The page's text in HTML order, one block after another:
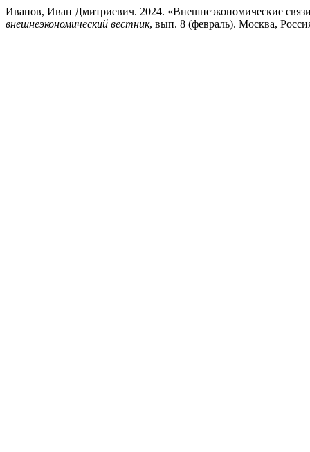
Иванов, Иван Дмитриевич. 2024. «Внешнеэкономические
внешнеэкономический вестник, вып. 8 (февраль). Москва,